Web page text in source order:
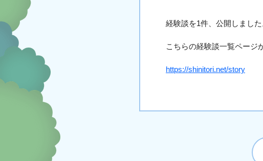
経験談を1件、公開しました
こちらの経験談一覧ページ
https://shinitori.net/story